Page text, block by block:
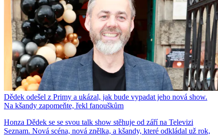
Dědek odešel z Primy a ukázal, jak bude vypadat jeho nová show.
Na kšandy zapomeňte, řekl fanouškům
Honza Dědek se se svou talk show stěhuje od září na Televizi
Seznam. Nová scéna, nová znělka, a kšandy, které odkládal už rok,